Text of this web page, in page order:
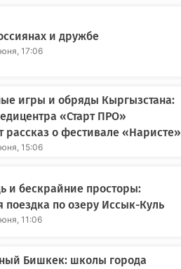
и дружбе
17:06
игры и обряды Кыргызстана:
«Старт ПРО»
рассказ о фестивале «Наристе»
15:06
и бескрайние просторы:
поездка по озеру Иссык-Куль
11:06
Бишкек: школы города